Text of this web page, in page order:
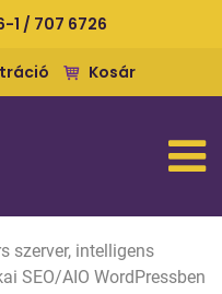
1 / 707 6726
Kosár
szerver, intelligens
SEO/AIO WordPressben